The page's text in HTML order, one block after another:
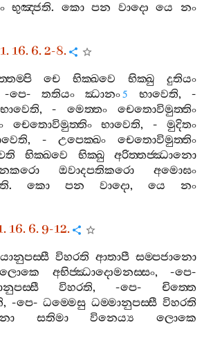
භුඤ‍්ජති. කො පන වාදො යෙ
නං
1. 16. 6. 2-8.
චෙ භික‍්ඛවෙ භික‍්ඛු
දුතියං
-පෙ-තතියං ඣානං5 භාවෙති, -
භාවෙති, -මෙත‍්තං
චෙතොවිමුත‍්තිං
චෙතොවිමුත‍්තිං භාවෙති, - මුදිතං
, -උපෙක‍්ඛං
චෙතොවිමුත‍්තිං
භික‍්ඛවෙ භික‍්ඛු
අරිත‍්තජ‍්ඣානො
ඔවාදපතිකරො
අමොඝං
. කො පන වාදො, යෙ
නං
16. 6. 9-12.
විහරති ආතාපී සම‍්පජානො
ලොකෙ අභිජ‍්ඣාදොමනස‍්සං, -පෙ-
විහරති, -පෙ- චිත‍්තෙ
, -පෙ-ධම‍්මෙසු ධම‍්මානුපස‍්සී විහරති
සතිමා විනෙය්‍ය
ලොකෙ